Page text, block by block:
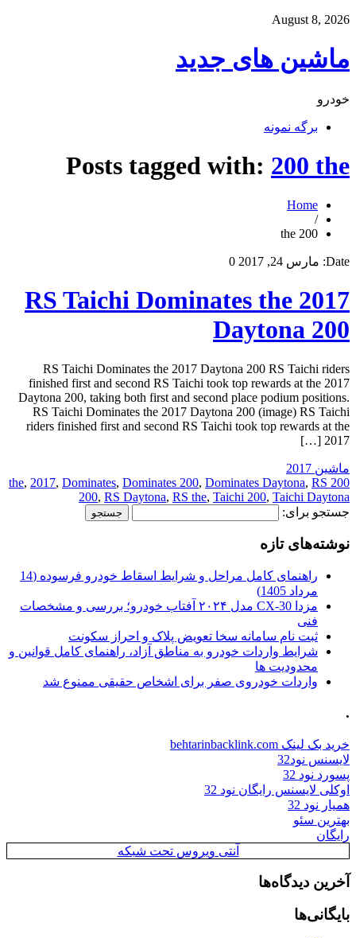
August 8, 2026
ماشین های جدید
خودرو
برگه نمونه
Posts tagged with: 200 the
Home
/
200 the
Date: مارس 24, 2017 0
RS Taichi Dominates the 2017
Daytona 200
RS Taichi Dominates the 2017 Daytona 200 RS Taichi riders
finished first and second RS Taichi took top rewards at the 2017
Daytona 200, taking both first and second place podium positions.
RS Taichi Dominates the 2017 Daytona 200 (image) RS Taichi
riders finished first and second RS Taichi took top rewards at the
2017 […]
ماشین 2017
200 the
, 2017, Dominates, Dominates 200, Dominates Daytona, RS
200, RS Daytona, RS the, Taichi 200, Taichi Daytona
جستجو برای:
نوشته‌های تازه
راهنمای کامل مراحل و شرایط اسقاط خودرو فرسوده (14
مرداد 1405)
مزدا CX-30 مدل ۲۰۲۴ آفتاب خودرو؛ بررسی و مشخصات
فنی
ثبت نام سامانه سخا تعویض پلاک و احراز سکونت
شرایط واردات خودرو به مناطق آزاد، راهنمای کامل قوانین و
محدودیت ها
واردات خودروی صفر برای اشخاص حقیقی ممنوع شد
.
خرید بک لینک behtarinbacklink.com
لایسنس نود32
پسورد نود 32
اوکلی لایسنس رایگان نود 32
همیار نود 32
بهترین سئو
رایگان
آنتی ویروس تحت شبکه
آخرین دیدگاه‌ها
بایگانی‌ها